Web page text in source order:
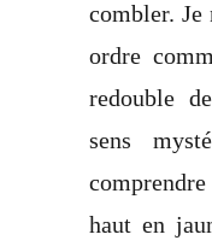
combler. Je
ordre
redouble
sens
haut en